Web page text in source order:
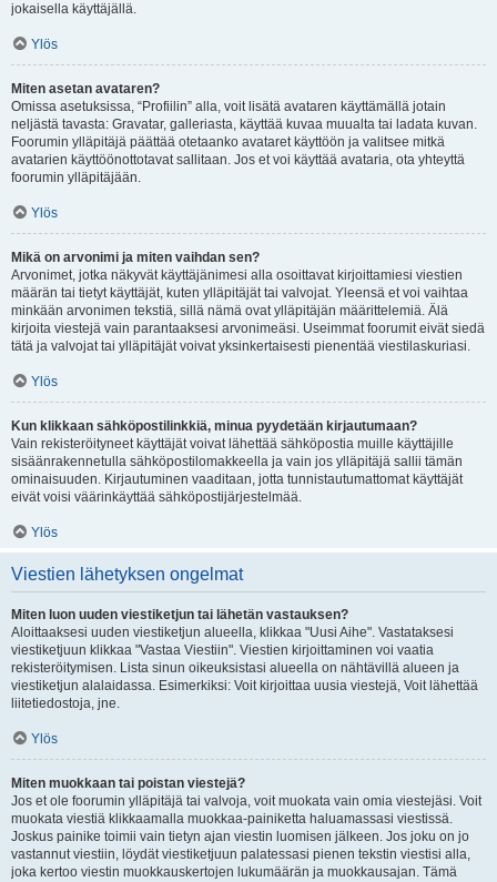
jokaisella käyttäjällä.
Ylös
Miten asetan avataren?
Omissa asetuksissa, “Profiilin” alla, voit lisätä avataren käyttämällä jotain
neljästä tavasta: Gravatar, galleriasta, käyttää kuvaa muualta tai ladata kuvan.
Foorumin ylläpitäjä päättää otetaanko avataret käyttöön ja valitsee mitkä
avatarien käyttöönottotavat sallitaan. Jos et voi käyttää avataria, ota yhteyttä
foorumin ylläpitäjään.
Ylös
Mikä on arvonimi ja miten vaihdan sen?
Arvonimet, jotka näkyvät käyttäjänimesi alla osoittavat kirjoittamiesi viestien
määrän tai tietyt käyttäjät, kuten ylläpitäjät tai valvojat. Yleensä et voi vaihtaa
minkään arvonimen tekstiä, sillä nämä ovat ylläpitäjän määrittelemiä. Älä
kirjoita viestejä vain parantaaksesi arvonimeäsi. Useimmat foorumit eivät siedä
tätä ja valvojat tai ylläpitäjät voivat yksinkertaisesti pienentää viestilaskuriasi.
Ylös
Kun klikkaan sähköpostilinkkiä, minua pyydetään kirjautumaan?
Vain rekisteröityneet käyttäjät voivat lähettää sähköpostia muille käyttäjille
sisäänrakennetulla sähköpostilomakkeella ja vain jos ylläpitäjä sallii tämän
ominaisuuden. Kirjautuminen vaaditaan, jotta tunnistautumattomat käyttäjät
eivät voisi väärinkäyttää sähköpostijärjestelmää.
Ylös
Viestien lähetyksen ongelmat
Miten luon uuden viestiketjun tai lähetän vastauksen?
Aloittaaksesi uuden viestiketjun alueella, klikkaa "Uusi Aihe". Vastataksesi
viestiketjuun klikkaa "Vastaa Viestiin". Viestien kirjoittaminen voi vaatia
rekisteröitymisen. Lista sinun oikeuksistasi alueella on nähtävillä alueen ja
viestiketjun alalaidassa. Esimerkiksi: Voit kirjoittaa uusia viestejä, Voit lähettää
liitetiedostoja, jne.
Ylös
Miten muokkaan tai poistan viestejä?
Jos et ole foorumin ylläpitäjä tai valvoja, voit muokata vain omia viestejäsi. Voit
muokata viestiä klikkaamalla muokkaa-painiketta haluamassasi viestissä.
Joskus painike toimii vain tietyn ajan viestin luomisen jälkeen. Jos joku on jo
vastannut viestiin, löydät viestiketjuun palatessasi pienen tekstin viestisi alla,
joka kertoo viestin muokkauskertojen lukumäärän ja muokkausajan. Tämä